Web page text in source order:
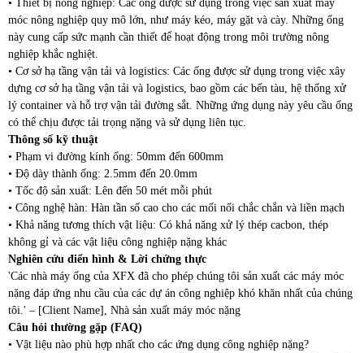
• Thiết bị nông nghiệp: Các ống được sử dụng trong việc sản xuất máy
móc nông nghiệp quy mô lớn, như máy kéo, máy gặt và cày. Những ống
này cung cấp sức mạnh cần thiết để hoạt động trong môi trường nông
nghiệp khắc nghiệt.
• Cơ sở hạ tầng vận tải và logistics: Các ống được sử dụng trong việc xây
dựng cơ sở hạ tầng vận tải và logistics, bao gồm các bến tàu, hệ thống xử
lý container và hỗ trợ vận tải đường sắt. Những ứng dụng này yêu cầu ống
có thể chịu được tải trọng nặng và sử dụng liên tục.
Thông số kỹ thuật
• Phạm vi đường kính ống: 50mm đến 600mm
• Độ dày thành ống: 2.5mm đến 20.0mm
• Tốc độ sản xuất: Lên đến 50 mét mỗi phút
• Công nghệ hàn: Hàn tần số cao cho các mối nối chắc chắn và liền mạch
• Khả năng tương thích vật liệu: Có khả năng xử lý thép cacbon, thép
không gỉ và các vật liệu công nghiệp nặng khác
Nghiên cứu điển hình & Lời chứng thực
'Các nhà máy ống của XFX đã cho phép chúng tôi sản xuất các máy móc
nặng đáp ứng nhu cầu của các dự án công nghiệp khó khăn nhất của chúng
tôi.' – [Client Name], Nhà sản xuất máy móc nặng
Câu hỏi thường gặp (FAQ)
• Vật liệu nào phù hợp nhất cho các ứng dụng công nghiệp nặng?